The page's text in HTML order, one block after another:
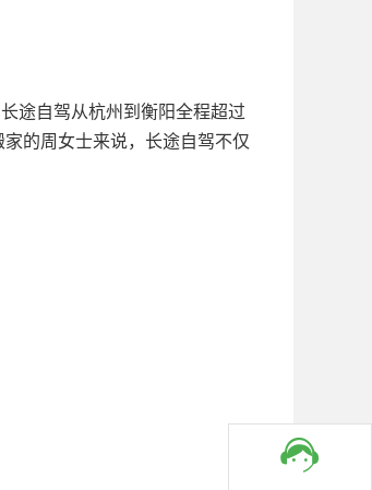
途自驾从杭州到衡阳全程超过
的周女士来说，长途自驾不仅